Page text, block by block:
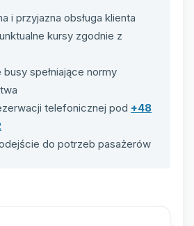
i przyjazna obsługa klienta
kursy zgodnie z
spełniające normy
telefonicznej pod +48
do potrzeb pasażerów